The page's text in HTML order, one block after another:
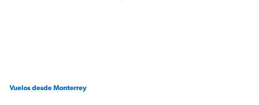
Vuelos desde Monterrey